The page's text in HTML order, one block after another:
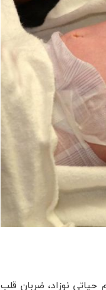
نوزاد، ضربان قلب